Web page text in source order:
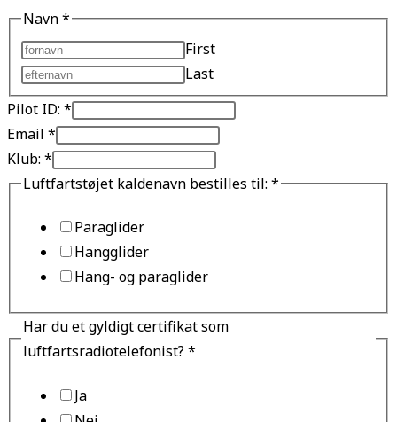
Navn*
First
Last
Pilot ID: *
Email *
Klub: *
Luftfartstøjet kaldenavn bestilles til: *
Paraglider
Hangglider
Hang- og paraglider
Har du et gyldigt certifikat som
luftfartsradiotelefonist? *
Ja